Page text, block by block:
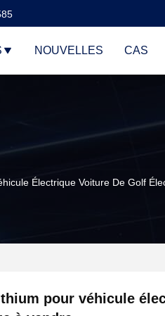
NOUVELLES CAS
Électrique Voiture De Golf
pour véhicule